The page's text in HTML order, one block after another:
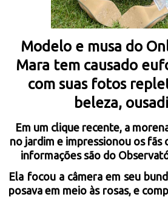
Modelo e musa do
Mara tem causado
com suas fotos
beleza,
Em um clique recente, a
no jardim e impressionou os fãs
informações são do
Ela focou a câmera em seu
posava em meio às rosas, e